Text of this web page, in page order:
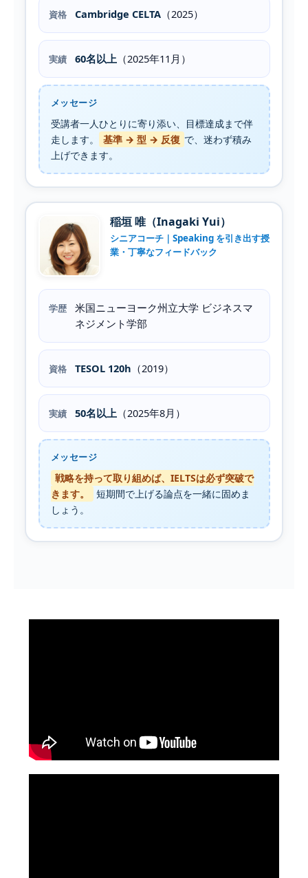
資格 Cambridge CELTA （2025）
実績 60名以上 （2025年11月）
メッセージ
受講者一人ひとりに寄り添い、目標達成まで伴
走します。
基準 → 型 → 反復 で、迷わず積み
上げできます。
稲垣 唯（Inagaki Yui）
シニアコーチ｜ Speakingを引き出す授
業・丁寧なフィードバック
学歴
米国ニューヨーク州立大学 ビジネスマ
ネジメント学部
資格 TESOL 120h （2019）
実績 50名以上 （2025年8月）
メッセージ
戦略を持って取り組めば、IELTSは必ず突破で
きます。
短期間で上げる論点を一緒に固めま
しょう。